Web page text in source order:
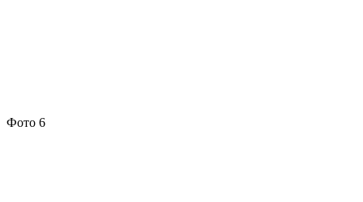
Фото 6